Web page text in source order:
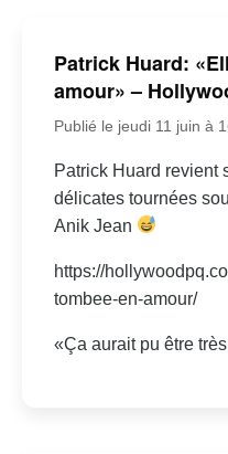
Patrick Huard:
amour» –
Publié le jeudi 11 juin à
Patrick Huard revient
délicates tournées
Anik Jean
https://
tombee-en-amour/
«Ça aurait pu être